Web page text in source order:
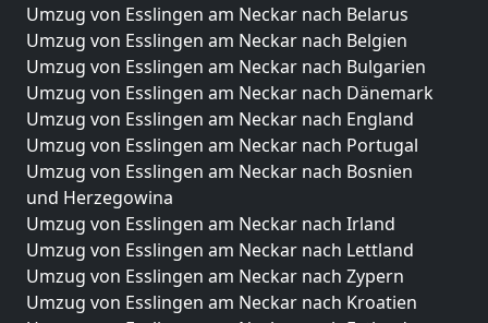
Umzug von Esslingen am Neckar nach Belarus
Umzug von Esslingen am Neckar nach Belgien
Umzug von Esslingen am Neckar nach Bulgarien
Umzug von Esslingen am Neckar nach Dänemark
Umzug von Esslingen am Neckar nach England
Umzug von Esslingen am Neckar nach Portugal
Umzug von Esslingen am Neckar nach Bosnien
und Herzegowina
Umzug von Esslingen am Neckar nach Irland
Umzug von Esslingen am Neckar nach Lettland
Umzug von Esslingen am Neckar nach Zypern
Umzug von Esslingen am Neckar nach Kroatien